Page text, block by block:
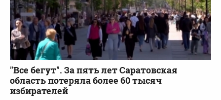
"Все бегут". За пять лет Саратовская
область потеряла более 60 тысяч
избирателей